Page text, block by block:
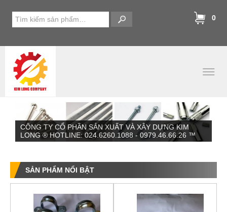
0
CÔNG TY CỔ PHẦN SẢN XUẤT VÀ XÂY DỰNG KIM
LONG ® HOTLINE: 024.6260.1088 - 0979.46.66.26 ™
SẢN PHẨM NỔI BẬT